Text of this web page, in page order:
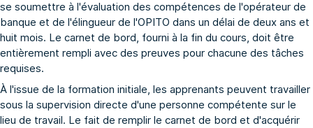
se soumettre à l'évaluation des compétences de l'opérateur de
banque et de l'élingueur de l'OPITO dans un délai de deux ans et
huit mois. Le carnet de bord, fourni à la fin du cours, doit être
entièrement rempli avec des preuves pour chacune des tâches
requises.
À l'issue de la formation initiale, les apprenants peuvent travailler
sous la supervision directe d'une personne compétente sur le
lieu de travail. Le fait de remplir le carnet de bord et d'acquérir